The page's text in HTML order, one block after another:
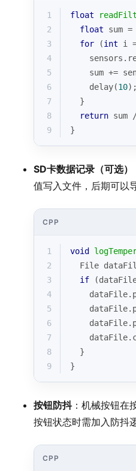
1 float
2
float sum =
3
for (int i
4
    sensors.
5
sum +=
6
delay(10);
7
  }
8
return sum
9
}
SD卡数据记录（可选）
值写入文件，后期可以
CPP
1 void
2
File
3
if
4
    dataFile.
5
    dataFile.
6
    dataFile.
7
    dataFile.
8
  }
9
}
按钮防抖：机械按钮在
按钮状态时需加入防抖
CPP